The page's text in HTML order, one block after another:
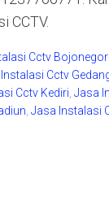
CCTV.
Cctv
Cctv
Cctv Kediri Jasa
Jasa Instalasi